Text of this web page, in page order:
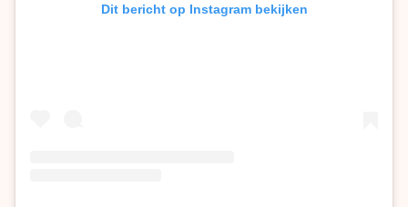
Dit bericht op Instagram bekijken